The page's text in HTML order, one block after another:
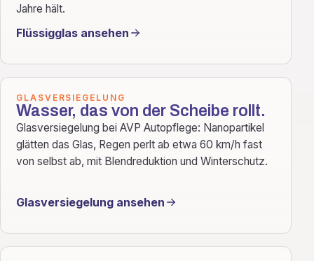
Jahre hält.
Flüssigglas ansehen
GLASVERSIEGELUNG
Wasser, das von der Scheibe rollt.
Glasversiegelung bei AVP Autopflege: Nanopartikel
glätten das Glas, Regen perlt ab etwa 60 km/h fast
von selbst ab, mit Blendreduktion und Winterschutz.
Glasversiegelung ansehen